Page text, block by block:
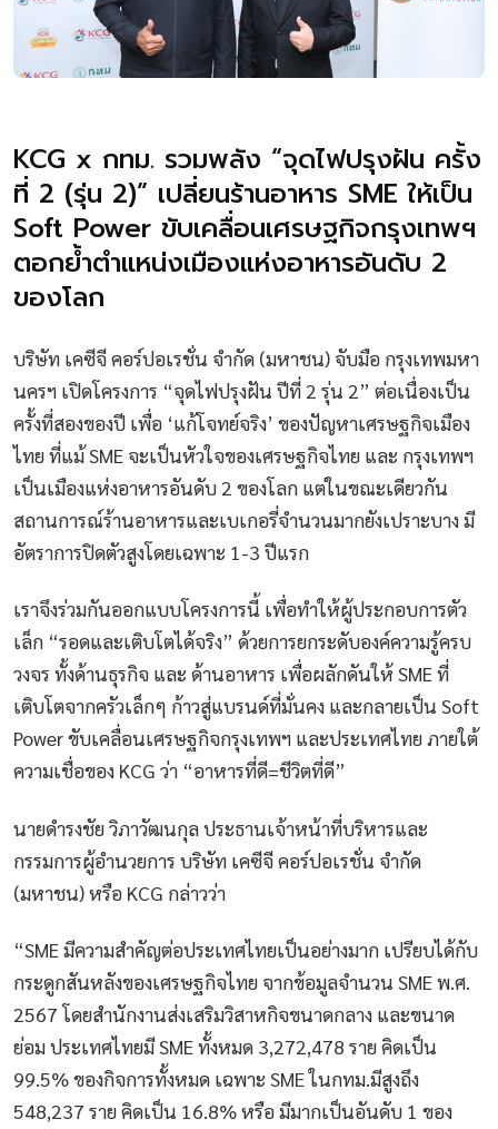
KCG x กทม. รวมพลัง “จุดไฟปรุงฝัน ครั้ง
ที่ 2 (รุ่น 2)” เปลี่ยนร้านอาหาร SME ให้เป็น
Soft Power ขับเคลื่อนเศรษฐกิจกรุงเทพฯ
ตอกย้ำตำแหน่งเมืองแห่งอาหารอันดับ 2
ของโลก
บริษัท เคซีจี คอร์ปอเรชั่น จำกัด (มหาชน) จับมือ กรุงเทพมหา
นครฯ เปิดโครงการ “จุดไฟปรุงฝัน ปีที่ 2 รุ่น 2” ต่อเนื่องเป็น
ครั้งที่สองของปี เพื่อ ‘แก้โจทย์จริง’ ของปัญหาเศรษฐกิจเมือง
ไทย ที่แม้ SME จะเป็นหัวใจของเศรษฐกิจไทย และ กรุงเทพฯ
เป็นเมืองแห่งอาหารอันดับ 2 ของโลก แต่ในขณะเดียวกัน
สถานการณ์ร้านอาหารและเบเกอรี่จำนวนมากยังเปราะบาง มี
อัตราการปิดตัวสูงโดยเฉพาะ 1-3 ปีแรก
เราจึงร่วมกันออกแบบโครงการนี้ เพื่อทำให้ผู้ประกอบการตัว
เล็ก “รอดและเติบโตได้จริง” ด้วยการยกระดับองค์ความรู้ครบ
วงจร ทั้งด้านธุรกิจ และ ด้านอาหาร เพื่อผลักดันให้ SME ที่
เติบโตจากครัวเล็กๆ ก้าวสู่แบรนด์ที่มั่นคง และกลายเป็น Soft
Power ขับเคลื่อนเศรษฐกิจกรุงเทพฯ และประเทศไทย ภายใต้
ความเชื่อของ KCG ว่า “อาหารที่ดี=ชีวิตที่ดี”
นายดำรงชัย วิภาวัฒนกุล ประธานเจ้าหน้าที่บริหารและ
กรรมการผู้อำนวยการ บริษัท เคซีจี คอร์ปอเรชั่น จำกัด
(มหาชน) หรือ KCG กล่าวว่า
“SME มีความสำคัญต่อประเทศไทยเป็นอย่างมาก เปรียบได้กับ
กระดูกสันหลังของเศรษฐกิจไทย จากข้อมูลจำนวน SME พ.ศ.
2567 โดยสำนักงานส่งเสริมวิสาหกิจขนาดกลาง และขนาด
ย่อม ประเทศไทยมี SME ทั้งหมด 3,272,478 ราย คิดเป็น
99.5% ของกิจการทั้งหมด เฉพาะ SME ในกทม.มีสูงถึง
548,237 ราย คิดเป็น 16.8% หรือ มีมากเป็นอันดับ 1 ของ